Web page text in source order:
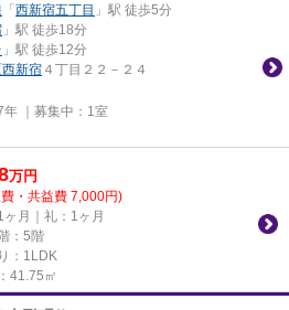
「 西新宿五丁目 」駅 徒歩5分
」駅 徒歩18分
」駅 徒歩12分
西新宿 ４丁目２２－２４
｜募集中： 1室
万円
・共益費 7,000円)
ヶ月｜礼：1ヶ月
：5階
：1LDK
41.75㎡